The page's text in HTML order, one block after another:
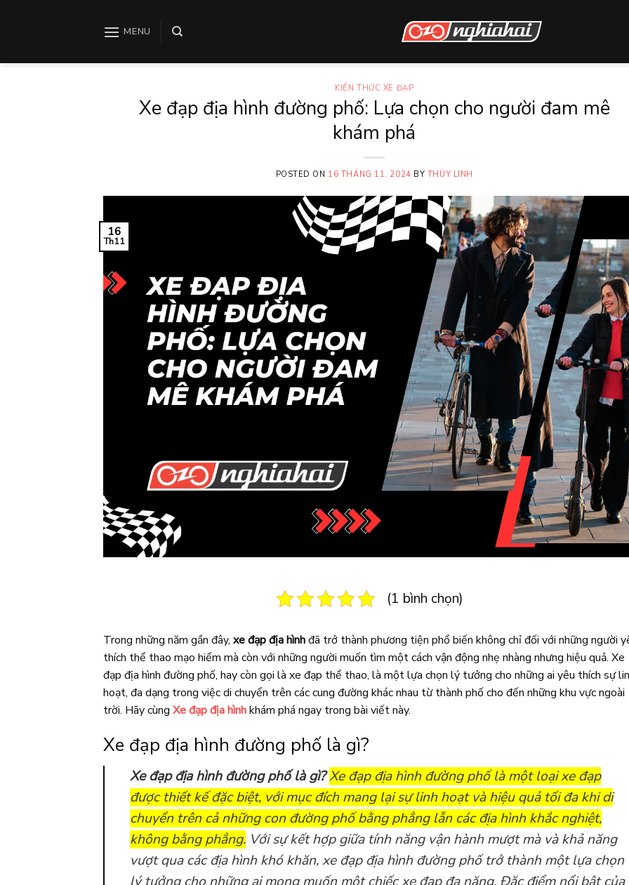
MENU
KIẾN THỨC XE ĐẠP
Xe đạp địa hình đường phố: Lựa chọn cho người đam mê
khám phá
POSTED ON 16 THÁNG 11, 2024 BY THÙY LINH
16
Th11
(1 bình chọn)
Trong những năm gần đây, xe đạp địa hìnhđã trở thành phương tiện phổ biến không chỉ đối với những người
thích thể thao mạo hiểm mà còn với những người muốn tìm một cách vận động nhẹ nhàng nhưng hiệu quả. Xe
đạp địa hình đường phố, hay còn gọi là xe đạp thể thao, là một lựa chọn lý tưởng cho những ai yêu thích sự
hoạt, đa dạng trong việc di chuyển trên các cung đường khác nhau từ thành phố cho đến những khu vực ngoài
trời. Hãy cùng Xe đạp địa hìnhkhám phá ngay trong bài viết này.
Xe đạp địa hình đường phố là gì?
Xe đạp địa hình đường phố là gì?Xe đạp địa hình đường phố là một loại xe đạp
được thiết kế đặc biệt, với mục đích mang lại sự linh hoạt và hiệu quả tối đa khi di
chuyển trên cả những con đường phố bằng phẳng lẫn các địa hình khắc nghiệt,
không bằng phẳng. Với sự kết hợp giữa tính năng vận hành mượt mà và khả năng
vượt qua các địa hình khó khăn, xe đạp địa hình đường phố trở thành một lựa chọn